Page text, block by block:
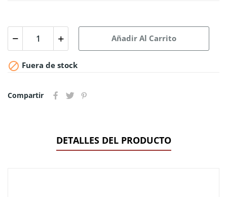
Añadir Al Carrito
 Fuera de stock
Compartir
DETALLES DEL PRODUCTO